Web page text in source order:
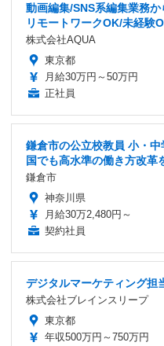
動画編集/SNS系編集業務
リモートワークOK/未経験
株式会社AQUA
東京都
月給30万円～50万円
正社員
鎌倉市の公立校教員 小・
国でも高水準の働き方改革
鎌倉市
神奈川県
月給30万2,480円～
契約社員
デジタルマーケティング担
株式会社ブレインスリープ
東京都
年収500万円～750万円